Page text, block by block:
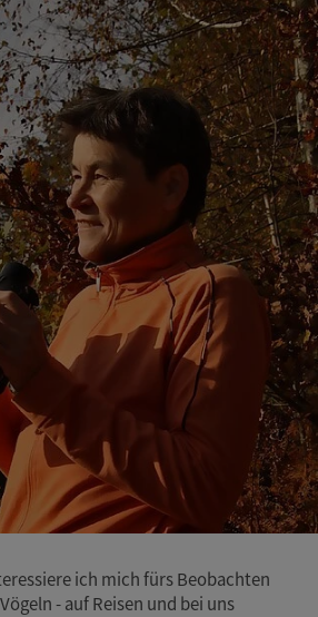
ich mich fürs Beobachten
- auf Reisen und bei uns